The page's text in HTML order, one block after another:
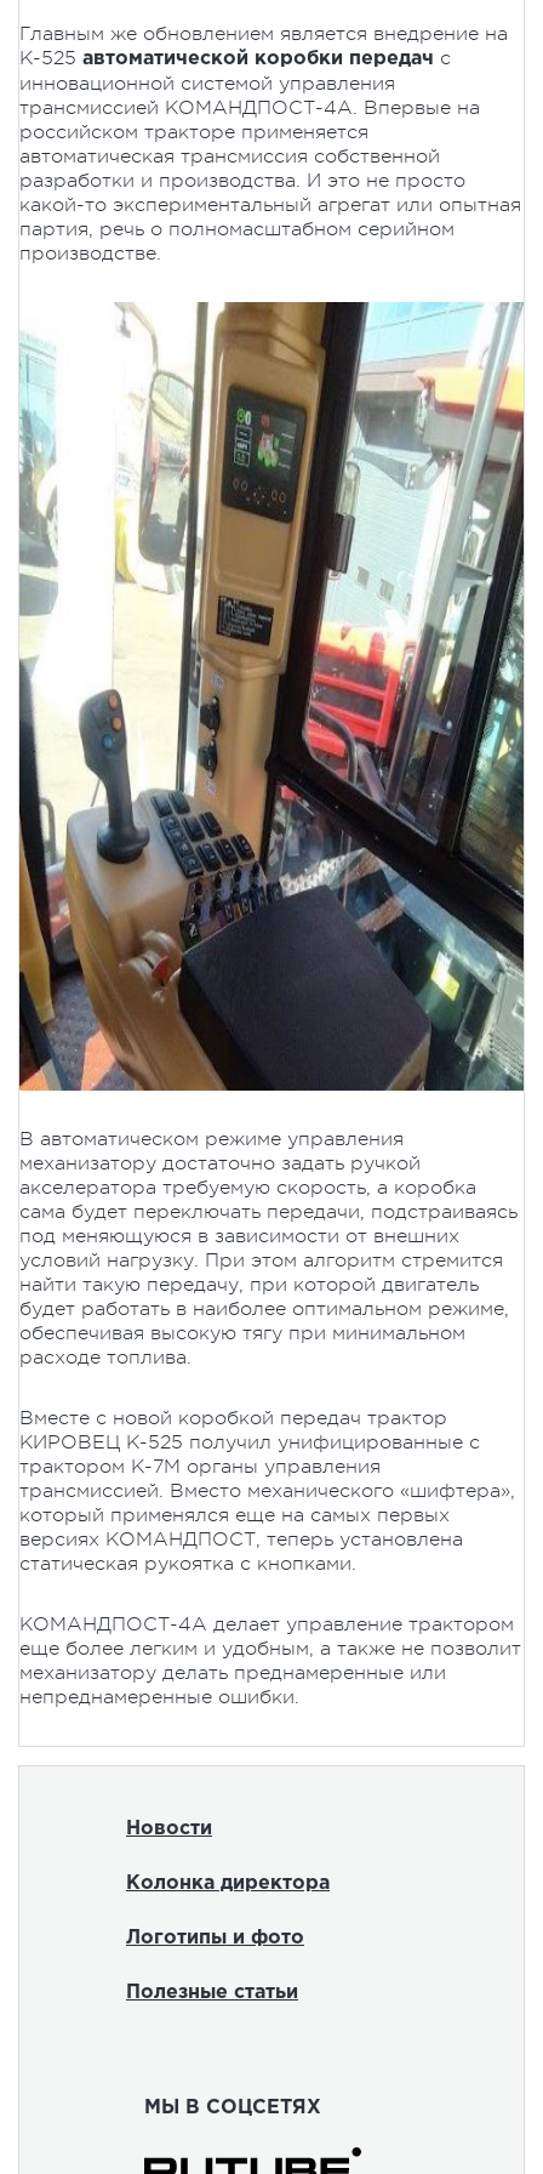
Главным же обновлением является внедрение на
К-525 автоматической коробки передач с
инновационной системой управления
трансмиссией КОМАНДПОСТ-4А. Впервые на
российском тракторе применяется
автоматическая трансмиссия собственной
разработки и производства. И это не просто
какой-то экспериментальный агрегат или опытная
партия, речь о полномасштабном серийном
производстве.
В автоматическом режиме управления
механизатору достаточно задать ручкой
акселератора требуемую скорость, а коробка
сама будет переключать передачи, подстраиваясь
под меняющуюся в зависимости от внешних
условий нагрузку. При этом алгоритм стремится
найти такую передачу, при которой двигатель
будет работать в наиболее оптимальном режиме,
обеспечивая высокую тягу при минимальном
расходе топлива.
Вместе с новой коробкой передач трактор
КИРОВЕЦ К-525 получил унифицированные с
трактором К-7М органы управления
трансмиссией. Вместо механического «шифтера»,
который применялся еще на самых первых
версиях КОМАНДПОСТ, теперь установлена
статическая рукоятка с кнопками.
КОМАНДПОСТ-4А делает управление трактором
еще более легким и удобным, а также не позволит
механизатору делать преднамеренные или
непреднамеренные ошибки.
Новости
Колонка директора
Логотипы и фото
Полезные статьи
МЫ В СОЦСЕТЯХ